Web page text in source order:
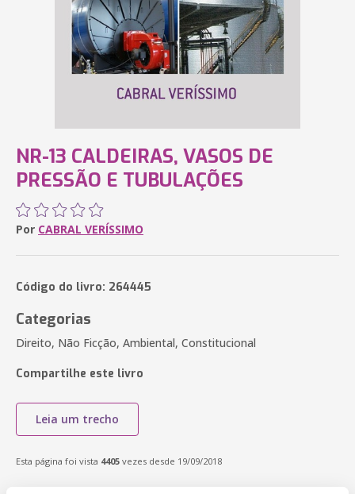
NR-13 CALDEIRAS, VASOS DE
PRESSÃO E TUBULAÇÕES
Por CABRAL VERÍSSIMO
Código do livro: 264445
Categorias
Direito, Não Ficção, Ambiental, Constitucional
Compartilhe este livro
Leia um trecho
Esta página foi vista 4405 vezes desde 19/09/2018